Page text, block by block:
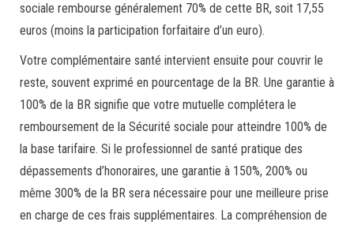
sociale rembourse généralement 70% de cette BR, soit 17,55
euros (moins la participation forfaitaire d’un euro).
Votre complémentaire santé intervient ensuite pour couvrir le
reste, souvent exprimé en pourcentage de la BR. Une garantie à
100% de la BR signifie que votre mutuelle complétera le
remboursement de la Sécurité sociale pour atteindre 100% de
la base tarifaire. Si le professionnel de santé pratique des
dépassements d’honoraires, une garantie à 150%, 200% ou
même 300% de la BR sera nécessaire pour une meilleure prise
en charge de ces frais supplémentaires. La compréhension de